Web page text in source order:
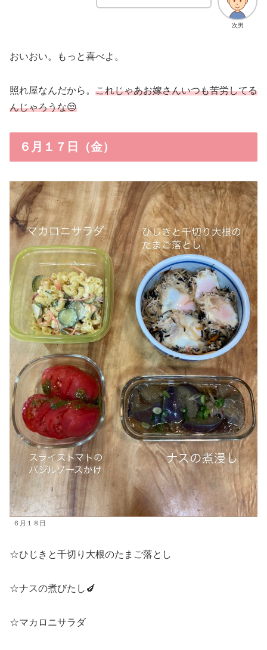
次男
おいおい。もっと喜べよ。
照れ屋なんだから。 これじゃあお嫁さんいつも苦労してる
んじゃろうな😒
６月１７日（金）
６月１８日
☆ひじきと千切り大根のたまご落とし
☆ナスの煮びたし🍆
☆マカロニサラダ